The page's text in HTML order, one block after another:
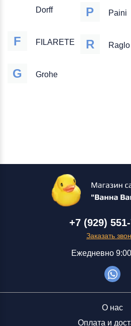
Dorff
F FILARETE
G Grohe
P Paini
R Raglo
+7 (929)
Заказать
Ежедневно
О нас
Оплата и